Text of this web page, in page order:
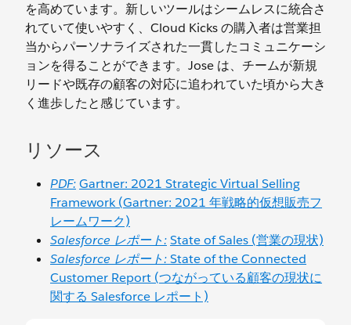
を高めています。新しいツールはシームレスに統合さ
れていて使いやすく、Cloud Kicks の購入者は営業担
当からパーソナライズされた一貫したコミュニケーシ
ョンを得ることができます。Jose は、チームが新規
リードや既存の顧客の対応に追われていた頃から大き
く進歩したと感じています。
リソース
PDF:Gartner: 2021 Strategic Virtual Selling
Framework (Gartner: 2021 年戦略的仮想販売フ
レームワーク)
Salesforce レポート:State of Sales (営業の現状)
Salesforce レポート:State of the Connected
Customer Report (つながっている顧客の現状に
関する Salesforce レポート)